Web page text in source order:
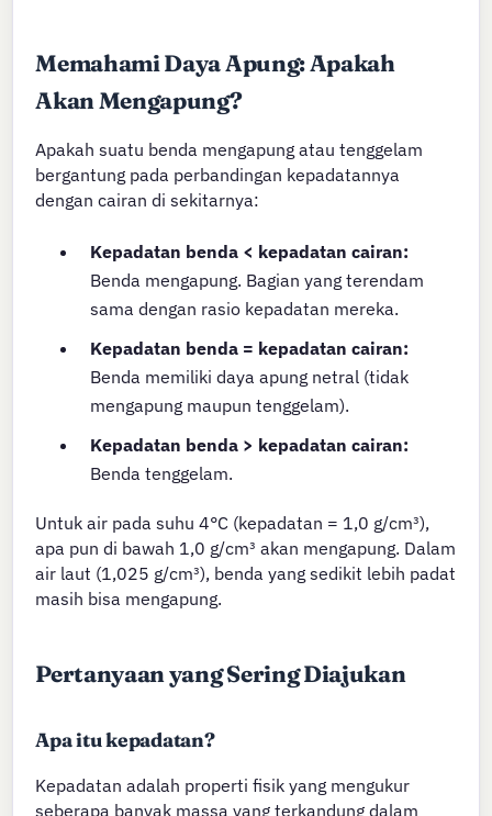
Memahami Daya Apung: Apakah
Akan Mengapung?
Apakah suatu benda mengapung atau tenggelam
bergantung pada perbandingan kepadatannya
dengan cairan di sekitarnya:
Kepadatan benda < kepadatan cairan:
Benda mengapung. Bagian yang terendam
sama dengan rasio kepadatan mereka.
Kepadatan benda = kepadatan cairan:
Benda memiliki daya apung netral (tidak
mengapung maupun tenggelam).
Kepadatan benda > kepadatan cairan:
Benda tenggelam.
Untuk air pada suhu 4°C (kepadatan = 1,0 g/cm³),
apa pun di bawah 1,0 g/cm³ akan mengapung. Dalam
air laut (1,025 g/cm³), benda yang sedikit lebih padat
masih bisa mengapung.
Pertanyaan yang Sering Diajukan
Apa itu kepadatan?
Kepadatan adalah properti fisik yang mengukur
seberapa banyak massa yang terkandung dalam